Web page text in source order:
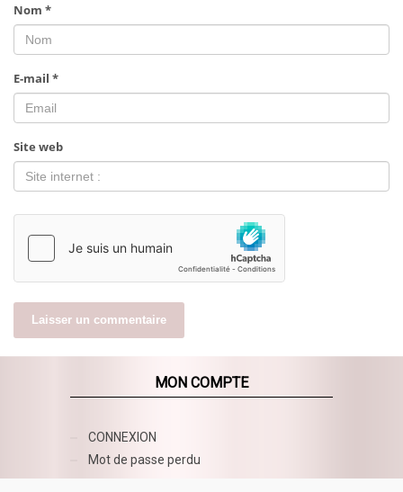
Nom *
E-mail *
Site web
MON COMPTE
CONNEXION
Mot de passe perdu